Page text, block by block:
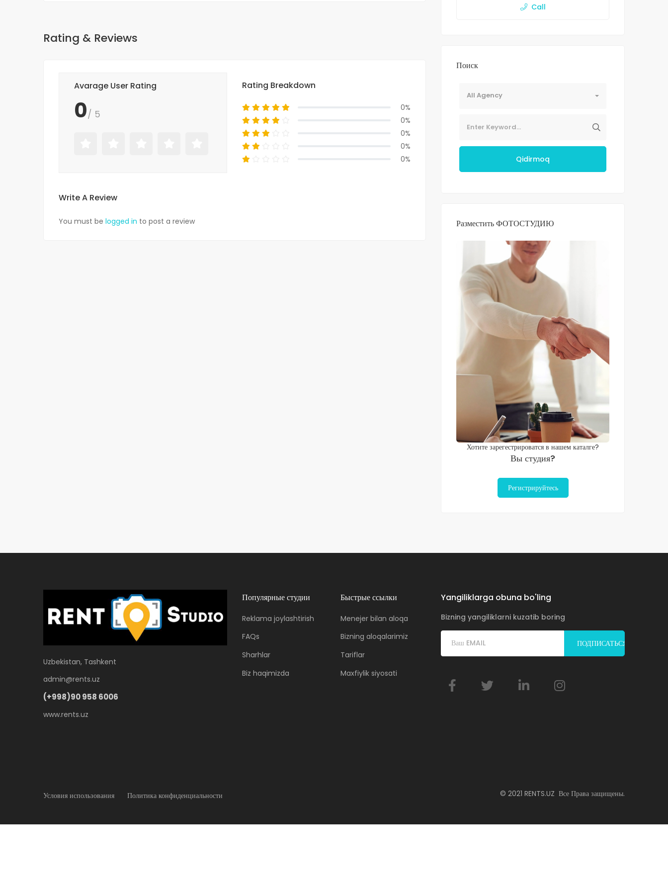
Rating & Reviews
Avarage User Rating
0/ 5
Rating Breakdown
0%
0%
0%
0%
0%
Write A Review
You must be logged in to post a review
Call
Поиск
All Agency
Qidirmoq
Разместить ФОТОСТУДИЮ
Хотите зарегестрироватся в нашем каталге?
Вы студия?
Регистрируйтесь
Uzbekistan, Tashkent
admin@rents.uz
(+998)90 958 6006
www.rents.uz
Популярные студии
Reklama joylashtirish
FAQs
Sharhlar
Biz haqimizda
Быстрые ссылки
Menejer bilan aloqa
Bizning aloqalarimiz
Tariflar
Maxfiylik siyosati
Yangiliklarga obuna bo'ling
Bizning yangiliklarni kuzatib boring
Условия использования Политика конфиденциальности © 2021 RENTS.UZ Все Права защищены.